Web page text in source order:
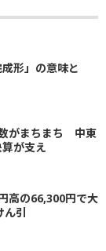
形」の意味と
数がまちまち 中東
が支え
高の66,300円で大
引